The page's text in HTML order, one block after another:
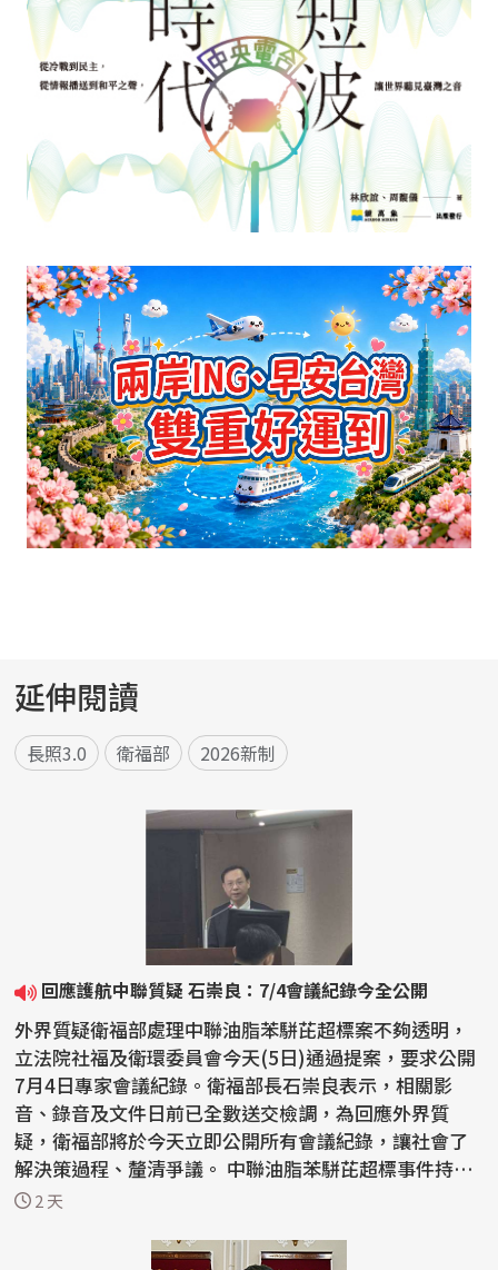
延伸閱讀
長照3.0 衛福部 2026新制
回應護航中聯質疑 石崇良：7/4會議紀錄今全公開
外界質疑衛福部處理中聯油脂苯駢芘超標案不夠透明，
立法院社福及衛環委員會今天(5日)通過提案，要求公開
7月4日專家會議紀錄。衛福部長石崇良表示，相關影
音、錄音及文件日前已全數送交檢調，為回應外界質
疑，衛福部將於今天立即公開所有會議紀錄，讓社會了
解決策過程、釐清爭議。 中聯油脂苯駢芘超標事件持續
延燒，國...
2 天